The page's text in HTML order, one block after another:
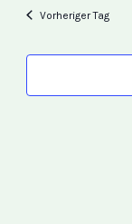
Vorheriger Tag